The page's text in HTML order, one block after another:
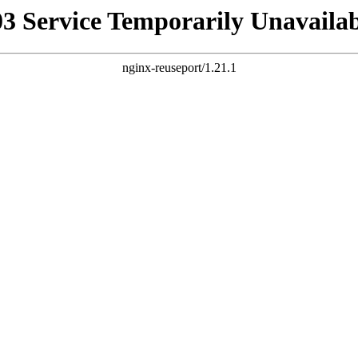
Service Temporarily
nginx-reuseport/1.21.1